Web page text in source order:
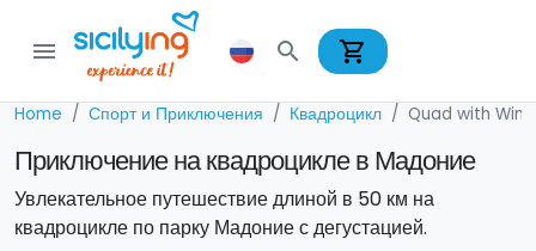
menu search shopping_cart
Home Спорт и Приключения Квадроцикл Quad with
Приключение на квадроцикле в Мадоние
Увлекательное путешествие длиной в 50 км на
квадроцикле по парку Мадоние с дегустацией.